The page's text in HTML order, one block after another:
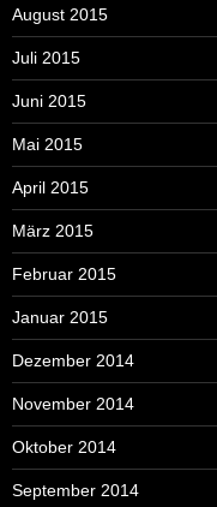
August 2015
Juli 2015
Juni 2015
Mai 2015
April 2015
März 2015
Februar 2015
Januar 2015
Dezember 2014
November 2014
Oktober 2014
September 2014